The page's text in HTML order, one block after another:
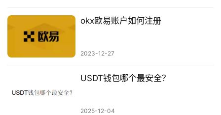
okx欧易账户如何注册
2023-12-27
USDT钱包哪个最安全？
2025-12-04